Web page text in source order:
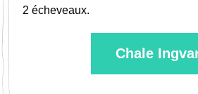
2 écheveaux.
Chale